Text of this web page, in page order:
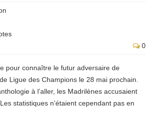
0
pour connaître le futur adversaire de
Ligue des Champions le 28 mai prochain.
à l’aller, les Madrilènes accusaient
statistiques n’étaient cependant pas en